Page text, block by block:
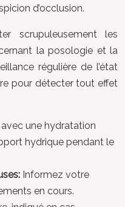
d’occlusion.
scrupuleusement les
la posologie et la
régulière de l’état
pour détecter tout effet
une hydratation
hydrique pendant le
Informez votre
en cours.